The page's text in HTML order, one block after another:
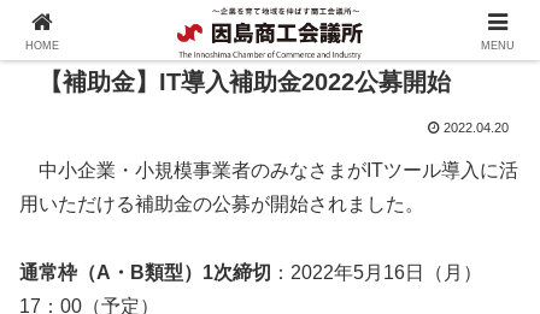
【補助金】IT導入補助金2022公募開始
2022.04.20
中小企業・小規模事業者のみなさまがITツール導入に活
用いただける補助金の公募が開始されました。
通常枠（A・B類型）1次締切 ：2022年5月16日（月）
17：00（予定）
HOME MENU